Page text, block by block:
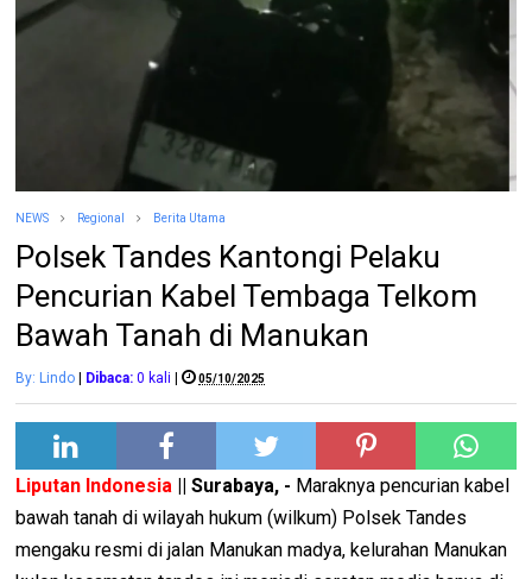
NEWS Regional Berita Utama
Polsek Tandes Kantongi Pelaku
Pencurian Kabel Tembaga Telkom
Bawah Tanah di Manukan
By: Lindo | Dibaca: 0 kali | 05/10/2025
Liputan Indonesia || Surabaya, - Maraknya pencurian kabel
bawah tanah di wilayah hukum (wilkum) Polsek Tandes
mengaku resmi di jalan Manukan madya, kelurahan Manukan